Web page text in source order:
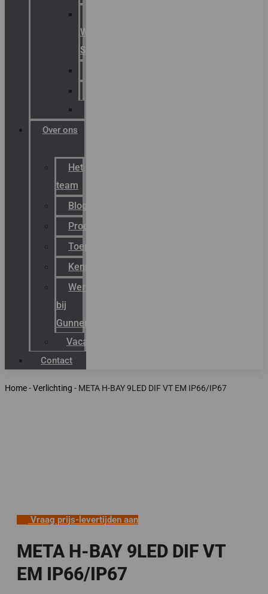
Warning
Signals
Over ons
Het
team
Blog
Productnieuws
Toepassingen
Kenniscentrum
Werken
bij
Gunneman
Vacatures
Contact
Home-Verlichting - META H-BAY 9LED DIF VT EM IP66/IP67
Vraag prijs-levertijden aan
META H-BAY 9LED DIF VT
EM IP66/IP67